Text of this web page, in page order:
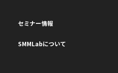
セミナー情報
SMMLabについて